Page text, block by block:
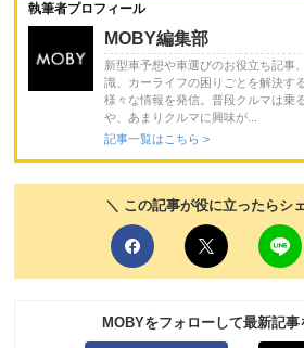
執筆者プロフィール
MOBY編集部
新型車予想や車選びのお役立ち記事
識、カーライフの困りごとを解決す
様々な情報を発信。普段クルマは乗
や、あまりクルマに興味が...
記事一覧はこちら >
＼ この記事が役に立ったらシ
MOBYをフォローして最新記事